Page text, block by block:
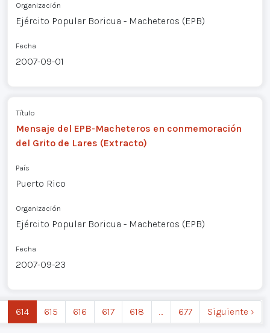
Organización
Ejército Popular Boricua - Macheteros (EPB)
Fecha
2007-09-01
Título
Mensaje del EPB-Macheteros en conmemoración
del Grito de Lares (Extracto)
País
Puerto Rico
Organización
Ejército Popular Boricua - Macheteros (EPB)
Fecha
2007-09-23
614 615 616 617 618 677 Siguiente ›